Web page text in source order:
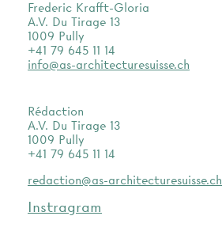
Frederic Krafft-Gloria
A.V. Du Tirage 13
1009 Pully
+41 79 645 11 14
info@as-architecturesuisse.ch
Rédaction
A.V. Du Tirage 13
1009 Pully
+41 79 645 11 14
redaction@as-architecturesuisse.ch
Instragram